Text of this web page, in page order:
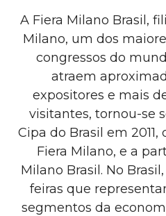
A Fiera Milano Brasil,
Milano, um dos
congressos do
atraem
expositores e mais
visitantes, tornou-se
Cipa do Brasil em
Fiera Milano, e a
Milano Brasil. No
feiras que
segmentos da